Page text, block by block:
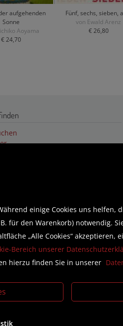
aufgehenden
Sonne
Aoyama
€ 24,70
Fünf, sechs, sieben,
von Ewald Arenz
€ 26,80
278
einige Cookies uns
für den Warenkorb) notwendig.
„Alle Cookies“ akzeptieren,
Bereich unserer
hierzu finden Sie in unserer